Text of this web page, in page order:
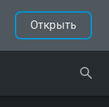
Открыть